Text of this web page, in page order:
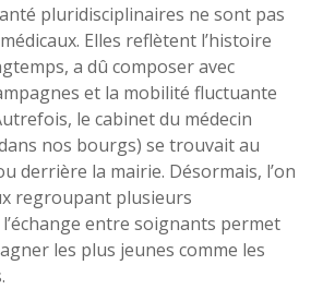
pluridisciplinaires ne sont pas
Elles reflètent l’histoire
a dû composer avec
et la mobilité fluctuante
le cabinet du médecin
nos bourgs) se trouvait au
derrière la mairie. Désormais, l’on
regroupant plusieurs
entre soignants permet
les plus jeunes comme les